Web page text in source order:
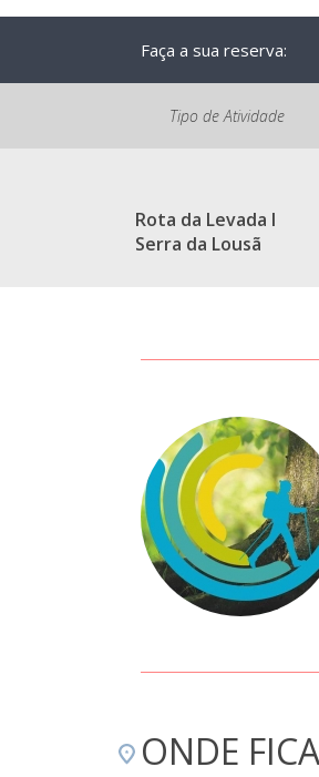
Faça a sua reserva:
Tipo de Atividade
Rota da Levada I
Serra da Lousã
ONDE FICA